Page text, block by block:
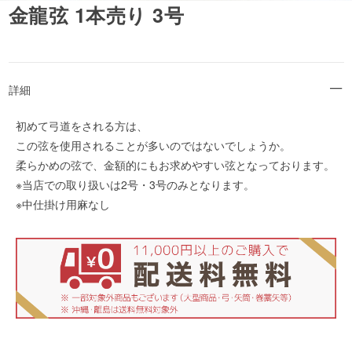
金龍弦 1本売り 3号
詳細
初めて弓道をされる方は、
この弦を使用されることが多いのではないでしょうか。
柔らかめの弦で、金額的にもお求めやすい弦となっております。
※当店での取り扱いは2号・3号のみとなります。
※中仕掛け用麻なし